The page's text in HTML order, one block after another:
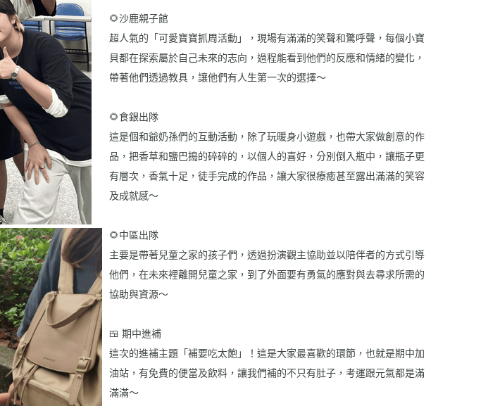
🌻沙鹿親子館
超人氣的「可愛寶寶抓周活動」，現場有滿滿的笑聲和驚呼聲，每個小寶
貝都在探索屬於自己未來的志向，過程能看到他們的反應和情緒的變化，
帶著他們透過教具，讓他們有人生第一次的選擇～
🌻食銀出隊
這是個和爺奶孫們的互動活動，除了玩暖身小遊戲，也帶大家做創意的作
品，把香草和鹽巴搗的碎碎的，以個人的喜好，分別倒入瓶中，讓瓶子更
有層次，香氣十足，徒手完成的作品，讓大家很療癒甚至露出滿滿的笑容
及成就感～
🌻中區出隊
主要是帶著兒童之家的孩子們，透過扮演觀主協助並以陪伴者的方式引導
他們，在未來裡離開兒童之家，到了外面要有勇氣的應對與去尋求所需的
協助與資源～
🍱 期中進補
這次的進補主題「補要吃太飽」！這是大家最喜歡的環節，也就是期中加
油站，有免費的便當及飲料，讓我們補的不只有肚子，考運跟元氣都是滿
滿滿～